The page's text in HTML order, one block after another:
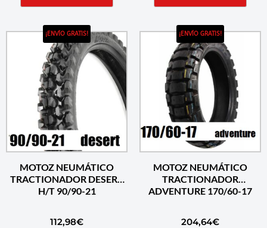
¡ENVÍO GRATIS!
MOTOZ NEUMÁTICO
TRACTIONADOR DESERT
H/T 90/90-21
112,98€
¡ENVÍO GRATIS!
MOTOZ NEUMÁTICO
TRACTIONADOR
ADVENTURE 170/60-17
204,64€